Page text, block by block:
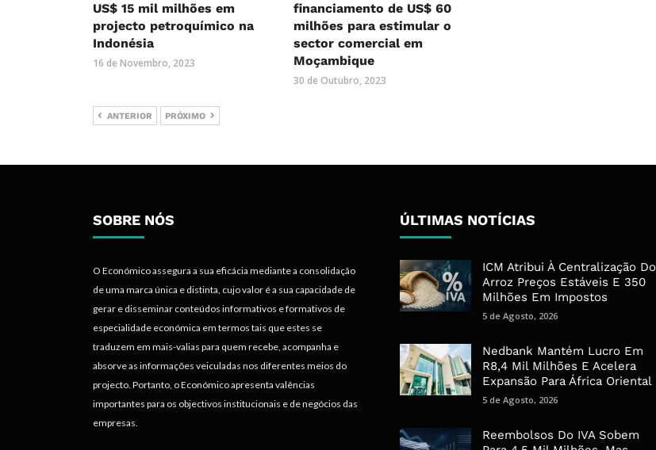
US$ 15 mil milhões em
projecto petroquímico na
Indonésia
16 de Novembro, 2023
financiamento de US$ 60
milhões para estimular o
sector comercial em
Moçambique
30 de Outubro, 2023
ANTERIOR PRÓXIMO
SOBRE NÓS
O Económico assegura a sua eficácia mediante a consolidação
de uma marca única e distinta, cujo valor é a sua capacidade de
gerar e disseminar conteúdos informativos e formativos de
especialidade económica em termos tais que estes se
traduzem em mais-valias para quem recebe, acompanha e
absorve as informações veiculadas nos diferentes meios do
projecto. Portanto, o Económico apresenta valências
importantes para os objectivos institucionais e de negócios das
empresas.
ÚLTIMAS NOTÍCIAS
ICM Atribui À Centralização Do
Arroz Preços Estáveis E 350
Milhões Em Impostos
5 de Agosto, 2026
Nedbank Mantém Lucro Em
R8,4 Mil Milhões E Acelera
Expansão Para África Oriental
5 de Agosto, 2026
Reembolsos Do IVA Sobem